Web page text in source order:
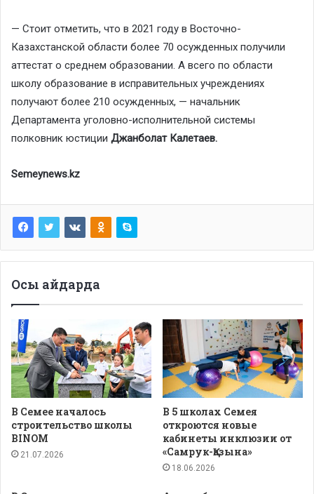
— Стоит отметить, что в 2021 году в Восточно-
Казахстанской области более 70 осужденных получили
аттестат о среднем образовании. А всего по области
школу образование в исправительных учреждениях
получают более 210 осужденных, — начальник
Департамента уголовно-исполнительной системы
полковник юстиции Джанболат Калетаев.
Semeynews.kz
Осы айдарда
В Семее началось
строительство школы
BINOM
21.07.2026
В 5 школах Семея
откроются новые
кабинеты инклюзии от
«Самрук-Қазына»
18.06.2026